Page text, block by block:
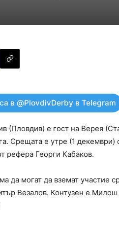
в @PlovdivDerby в Telegram
(Пловдив) е гост на Верея
Срещата е утре (1 декември)
рефера Георги Кабаков.
да могат да вземат участие
Везалов. Контузен е Милош